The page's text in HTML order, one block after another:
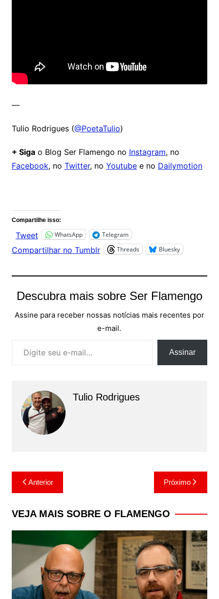
—
Tulio Rodrigues (@PoetaTulio)
+ Sigao Blog Ser Flamengo no Instagram, no
Facebook, no Twitter, no Youtubee no Dailymotion
Compartilhe isso:
Tweet WhatsApp Telegram
Compartilhar no Tumblr Threads Bluesky
Descubra mais sobre Ser Flamengo
Assine para receber nossas notícias mais recentes por
e-mail.
Assinar
Tulio Rodrigues
Navegação
de
Post
Anterior Próximo
VEJA MAIS SOBRE O FLAMENGO